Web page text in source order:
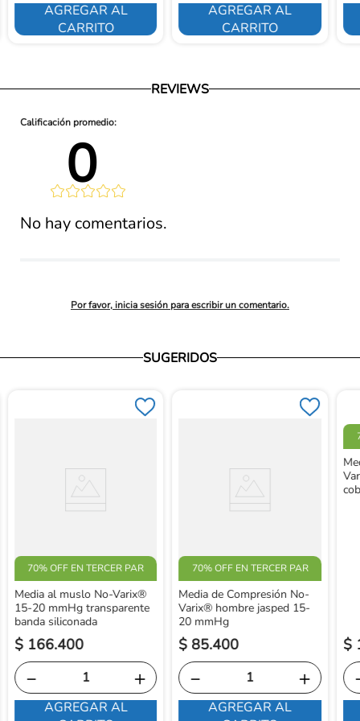
AGREGAR AL
CARRITO
AGREGAR AL
CARRITO
REVIEWS
0
Por favor, inicia sesión para escribir un comentario.
No hay comentarios.
SUGERIDOS
70% OFF EN TERCER PAR
Media al muslo No-Varix®
15-20 mmHg transparente
banda siliconada
$ 166.400
＋
－
AGREGAR AL
70% OFF EN TERCER PAR
Media de Compresión No-
Varix® hombre jasped 15-
20 mmHg
$ 85.400
＋
－
AGREGAR AL
$